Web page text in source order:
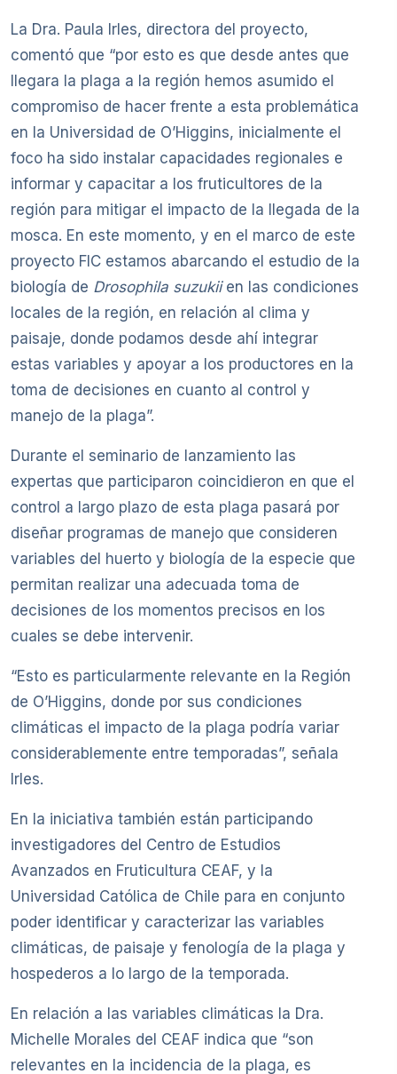
La Dra. Paula Irles, directora del proyecto,
comentó que “por esto es que desde antes que
llegara la plaga a la región hemos asumido el
compromiso de hacer frente a esta problemática
en la Universidad de O’Higgins, inicialmente el
foco ha sido instalar capacidades regionales e
informar y capacitar a los fruticultores de la
región para mitigar el impacto de la llegada de la
mosca. En este momento, y en el marco de este
proyecto FIC estamos abarcando el estudio de la
biología de Drosophila suzukiien las condiciones
locales de la región, en relación al clima y
paisaje, donde podamos desde ahí integrar
estas variables y apoyar a los productores en la
toma de decisiones en cuanto al control y
manejo de la plaga”.
Durante el seminario de lanzamiento las
expertas que participaron coincidieron en que el
control a largo plazo de esta plaga pasará por
diseñar programas de manejo que consideren
variables del huerto y biología de la especie que
permitan realizar una adecuada toma de
decisiones de los momentos precisos en los
cuales se debe intervenir.
“Esto es particularmente relevante en la Región
de O’Higgins, donde por sus condiciones
climáticas el impacto de la plaga podría variar
considerablemente entre temporadas”, señala
Irles.
En la iniciativa también están participando
investigadores del Centro de Estudios
Avanzados en Fruticultura CEAF, y la
Universidad Católica de Chile para en conjunto
poder identificar y caracterizar las variables
climáticas, de paisaje y fenología de la plaga y
hospederos a lo largo de la temporada.
En relación a las variables climáticas la Dra.
Michelle Morales del CEAF indica que “son
relevantes en la incidencia de la plaga, es